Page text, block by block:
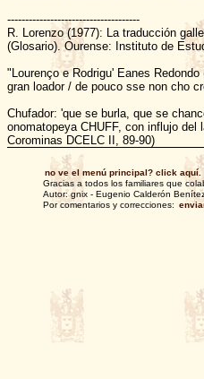
-------------------------------------
R. Lorenzo (1977): La traducción
(Glosario). Ourense: Instituto de
"Lourenço e Rodrigu' Eanes
gran loador / de pouco sse non cho
Chufador: 'que se burla, que se
onomatopeya CHUFF, con influjo
Corominas DCELC II, 89-90)
no ve el menú principal? click aquí.
Gracias a todos los familiares que
Autor: gnix - Eugenio Calderón
Por comentarios y correcciones: